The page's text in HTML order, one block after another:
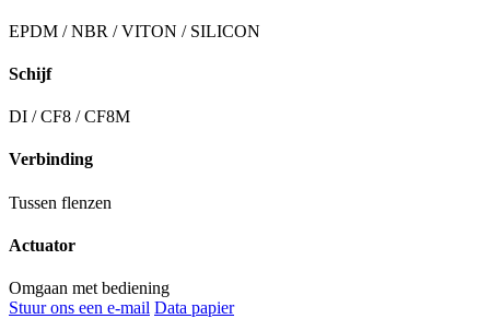
EPDM / NBR / VITON / SILICON
Schijf
DI / CF8 / CF8M
Verbinding
Tussen flenzen
Actuator
Omgaan met bediening
Stuur ons een e-mail Data papier